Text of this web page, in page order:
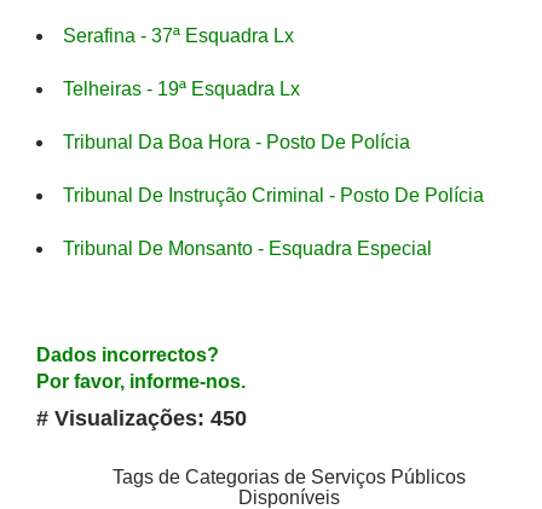
Serafina - 37ª Esquadra Lx
Telheiras - 19ª Esquadra Lx
Tribunal Da Boa Hora - Posto De Polícia
Tribunal De Instrução Criminal - Posto De Polícia
Tribunal De Monsanto - Esquadra Especial
Dados incorrectos?
Por favor, informe-nos.
# Visualizações: 450
Tags de Categorias de Serviços Públicos
Disponíveis